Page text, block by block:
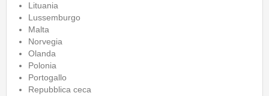
Lituania
Lussemburgo
Malta
Norvegia
Olanda
Polonia
Portogallo
Repubblica ceca